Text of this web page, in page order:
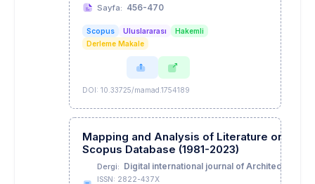
Sayfa: 456-470
Scopus Uluslararası
Hakemli
Derleme Makale
DOI: 10.33725/mamad.1754189
Mapping and Analysis of Literature on
Scopus Database (1981-2023)
Dergi: Digital international journal of Architecture
ISSN: 2822-437X